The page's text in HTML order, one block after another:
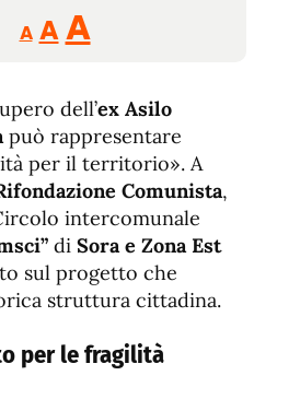
A
Reducir
tamaño
A Restablecer
tamaño
de
fuente
AAumentar
de
fuente.
dell’ex Asilo
può rappresentare
per il territorio». A
Comunista,
intercomunale
di Sora e Zona Est
sul progetto che
struttura cittadina.
per le fragilità